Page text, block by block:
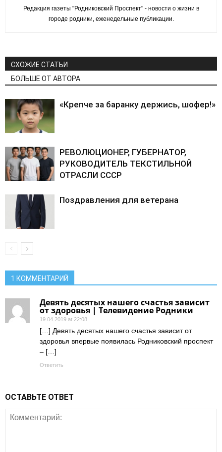
Редакция газеты "Родниковский Проспект" - новости о жизни в
городе родники, еженедельные публикации.
СХОЖИЕ СТАТЬИ
БОЛЬШЕ ОТ АВТОРА
«Крепче за баранку держись, шофер!»
РЕВОЛЮЦИОНЕР, ГУБЕРНАТОР,
РУКОВОДИТЕЛЬ ТЕКСТИЛЬНОЙ
ОТРАСЛИ СССР
Поздравления для ветерана
1 КОММЕНТАРИЙ
Девять десятых нашего счастья зависит
от здоровья | Телевидение Родники
19.04.2019 at 22:08
[…] Девять десятых нашего счастья зависит от
здоровья впервые появилась Родниковский проспект
– […]
Ответить
ОСТАВЬТЕ ОТВЕТ